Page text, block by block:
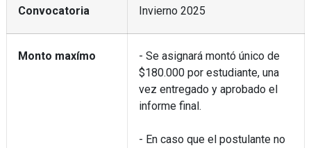
Convocatoria Invierno 2025
Monto maxímo
- Se asignará montó único de
$180.000 por estudiante, una
vez entregado y aprobado el
informe final.
- En caso que el postulante no